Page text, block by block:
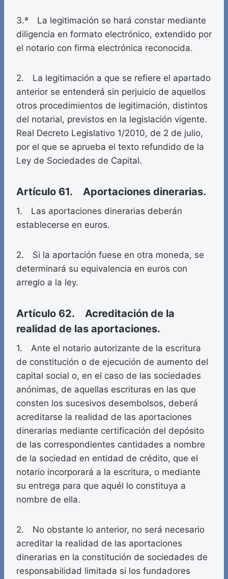
3.ª La legitimación se hará constar mediante
diligencia en formato electrónico, extendido por
el notario con firma electrónica reconocida.
2. La legitimación a que se refiere el apartado
anterior se entenderá sin perjuicio de aquellos
otros procedimientos de legitimación, distintos
del notarial, previstos en la legislación vigente.
Real Decreto Legislativo 1/2010, de 2 de julio,
por el que se aprueba el texto refundido de la
Ley de Sociedades de Capital.
Artículo 61. Aportaciones dinerarias.
1. Las aportaciones dinerarias deberán
establecerse en euros.
2. Si la aportación fuese en otra moneda, se
determinará su equivalencia en euros con
arreglo a la ley.
Artículo 62. Acreditación de la
realidad de las aportaciones.
1. Ante el notario autorizante de la escritura
de constitución o de ejecución de aumento del
capital social o, en el caso de las sociedades
anónimas, de aquellas escrituras en las que
consten los sucesivos desembolsos, deberá
acreditarse la realidad de las aportaciones
dinerarias mediante certificación del depósito
de las correspondientes cantidades a nombre
de la sociedad en entidad de crédito, que el
notario incorporará a la escritura, o mediante
su entrega para que aquél lo constituya a
nombre de ella.
2. No obstante lo anterior, no será necesario
acreditar la realidad de las aportaciones
dinerarias en la constitución de sociedades de
responsabilidad limitada si los fundadores